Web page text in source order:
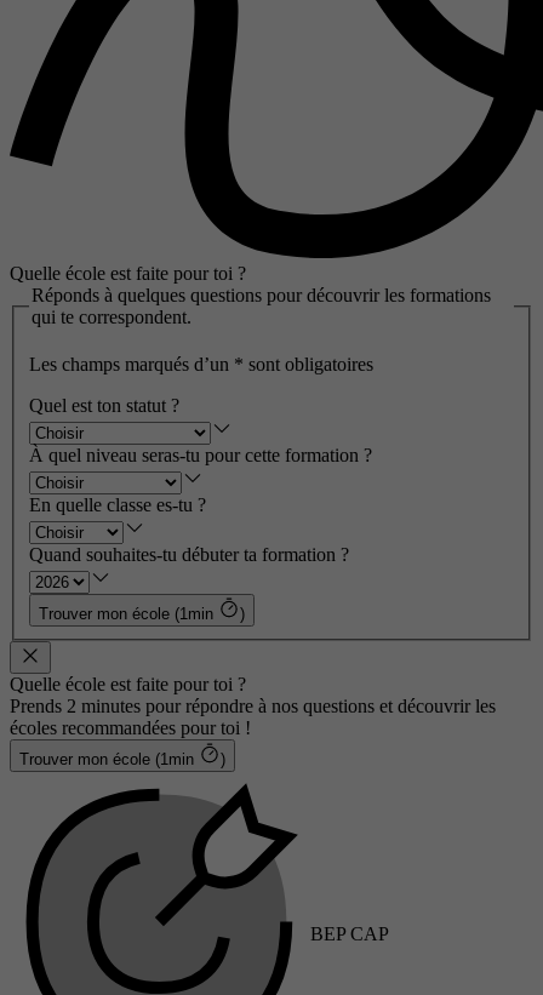
Quelle école est faite pour toi ?
Réponds à quelques questions pour découvrir les formations
qui te correspondent.
Les champs marqués d’un * sont obligatoires
Quel est ton statut ?
À quel niveau seras-tu pour cette formation ?
En quelle classe es-tu ?
Quand souhaites-tu débuter ta formation ?
Trouver mon école (1min )
Quelle école est faite pour toi ?
Prends 2 minutes pour répondre à nos questions et découvrir les
écoles recommandées pour toi !
Trouver mon école (1min )
BEP CAP